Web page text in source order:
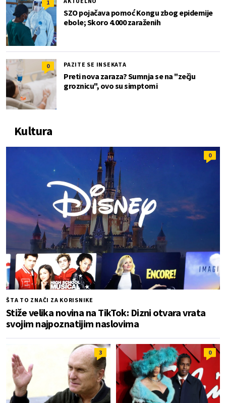
1
SZO pojačava pomoć Kongu zbog epidemije
ebole; Skoro 4.000 zaraženih
0 PAZITE SE INSEKATA
Preti nova zaraza? Sumnja se na "zečju
groznicu", ovo su simptomi
Kultura
0
ŠTA TO ZNAČI ZA KORISNIKE
Stiže velika novina na TikTok: Dizni otvara vrata
svojim najpoznatijim naslovima
3 0